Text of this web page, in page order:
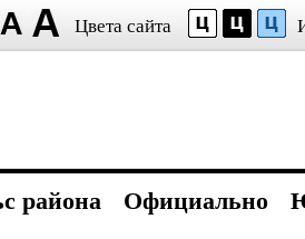
Цвета сайта
района Официально